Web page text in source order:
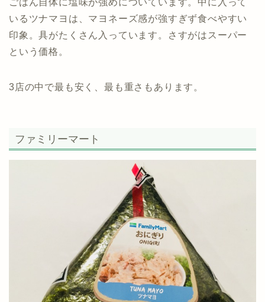
ごはん自体に塩味が強めについています。中に入って
いるツナマヨは、マヨネーズ感が強すぎず食べやすい
印象。具がたくさん入っています。さすがはスーパー
という価格。
3店の中で最も安く、最も重さもあります。
ファミリーマート